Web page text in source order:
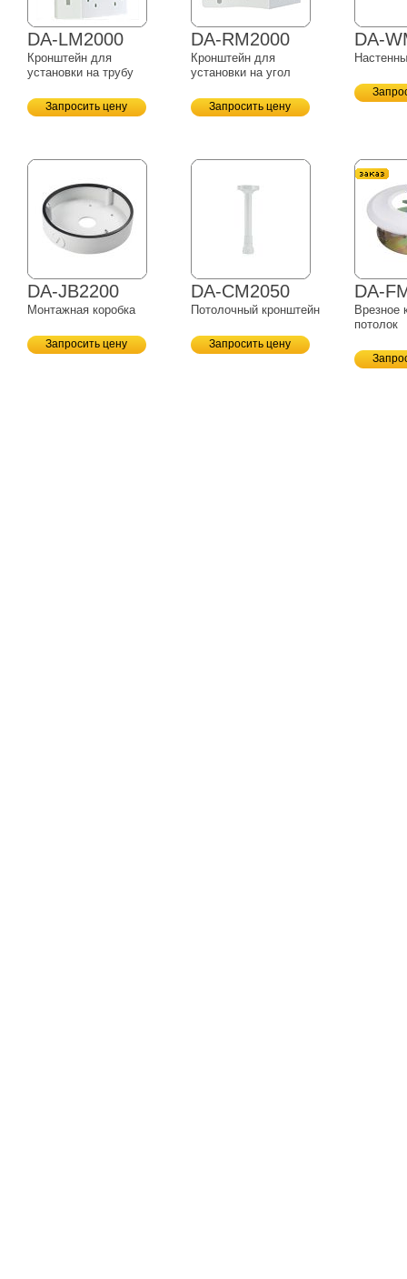
DA-LM2000
Кронштейн для
установки на трубу
Запросить цену
DA-RM2000
Кронштейн для
установки на угол
Запросить цену
DA-
DA-JB2200
Монтажная коробка
Запросить цену
DA-CM2050
Потолочный кронштейн
Запросить цену
DA-
Врезное
потолок